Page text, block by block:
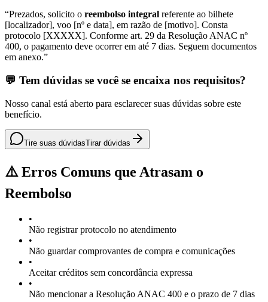
“Prezados, solicito o reembolso integral referente ao bilhete
[localizador], voo [nº e data], em razão de [motivo]. Consta
protocolo [XXXXX]. Conforme art. 29 da Resolução ANAC nº
400, o pagamento deve ocorrer em até 7 dias. Seguem documentos
em anexo.”
💬 Tem dúvidas se você se encaixa nos requisitos?
Nosso canal está aberto para esclarecer suas dúvidas sobre este
benefício.
Tire suas dúvidasTirar dúvidas
⚠️ Erros Comuns que Atrasam o
Reembolso
•
Não registrar protocolo no atendimento
•
Não guardar comprovantes de compra e comunicações
•
Aceitar créditos sem concordância expressa
•
Não mencionar a Resolução ANAC 400 e o prazo de 7 dias